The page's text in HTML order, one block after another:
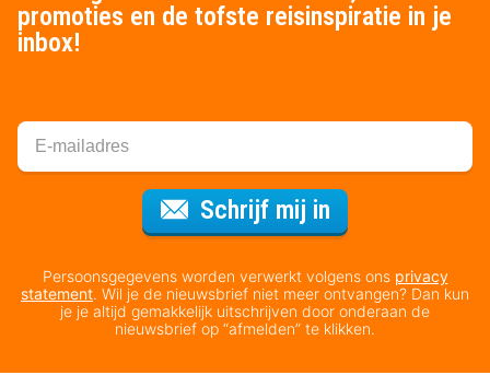
promoties en de tofste reisinspiratie in je
inbox!
Schrijf mij in
Persoonsgegevens worden verwerkt volgens ons privacy
statement. Wil je de nieuwsbrief niet meer ontvangen? Dan kun
je je altijd gemakkelijk uitschrijven door onderaan de
nieuwsbrief op “afmelden” te klikken.